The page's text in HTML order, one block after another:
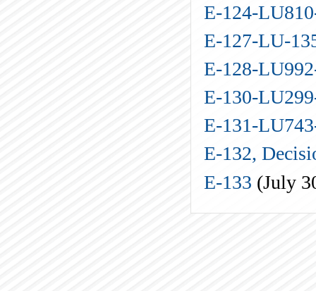
E-124-
E-127-LU-
E-128-
E-130-
E-131-
E-132,
E-133 (July